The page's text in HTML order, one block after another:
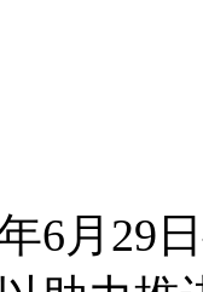
6月